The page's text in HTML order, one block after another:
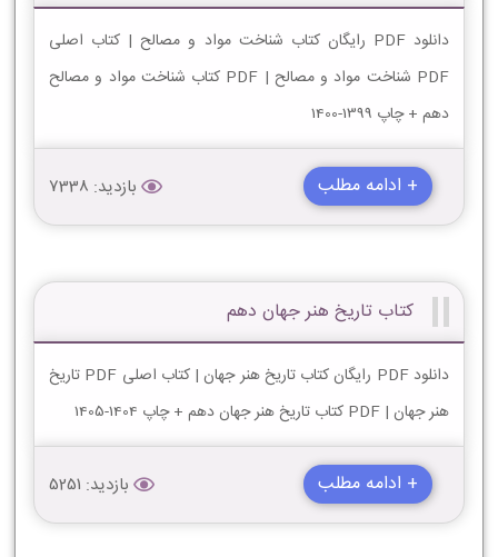
دانلود PDF رایگان کتاب شناخت مواد و مصالح | کتاب اصلی
PDF شناخت مواد و مصالح | PDF کتاب شناخت مواد و مصالح
دهم + چاپ 1399-1400
+ ادامه مطلب بازدید: 7338
کتاب تاریخ هنر جهان دهم
دانلود PDF رایگان کتاب تاریخ هنر جهان | کتاب اصلی PDF تاریخ
هنر جهان | PDF کتاب تاریخ هنر جهان دهم + چاپ 1404-1405
+ ادامه مطلب بازدید: 5251